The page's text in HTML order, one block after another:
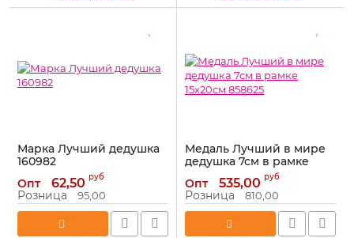
Марка Лучший дедушка
160982
Артикул: 160982
Опт 62,50 руб
Розница 95,00
Медаль Лучший в мире
дедушка 7см в рамке
15х20см 858625
Артикул: 858625
Опт 535,00 руб
Розница 810,00